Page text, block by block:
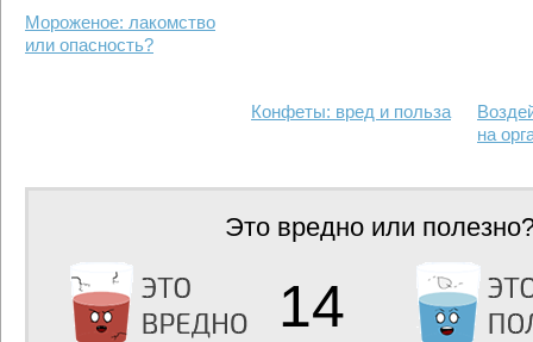
Мороженое: лакомство
или опасность?
Конфеты: вред и польза
на
Это вредно или
14